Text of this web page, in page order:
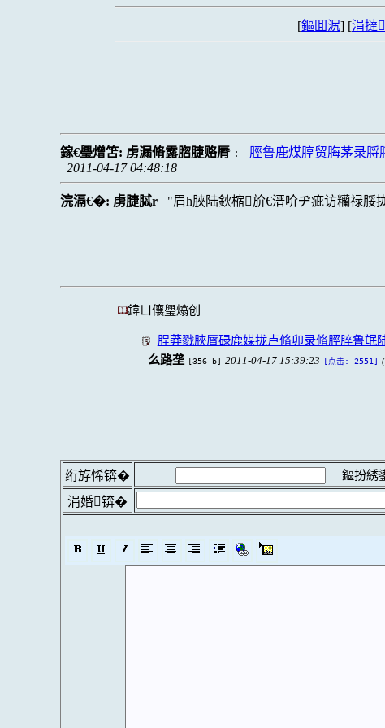
[鏂囬泦] [涓撻
鎵€璺熷笘: 虏漏脩露脗脻赂脣 :
脛鲁鹿煤脝贸脢茅录
2011-04-17 04:48:18
浣滆€�: 虏脻脦r 眉h脥陆鈥樎斺€溍吤ヂ疵访糷禄脮
鍏ㄩ儴璺熻创
脭莽戮脥脣碌鹿媒拢卢脩卯录脩脛脺鲁氓
么路垄 [356 b] 2011-04-17 15:39:23 [点击: 2551]
绗斿悕锛� 鏂扮綉
涓婚锛�